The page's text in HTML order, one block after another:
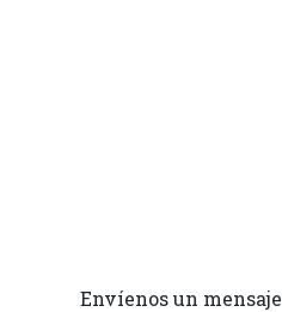
Envíenos un mensaje